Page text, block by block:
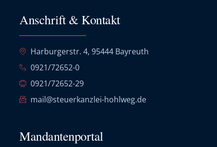
Anschrift & Kontakt
Harburgerstr. 4, 95444 Bayreuth
0921/72652-0
0921/72652-29
mail@steuerkanzlei-hohlweg.de
Mandantenportal